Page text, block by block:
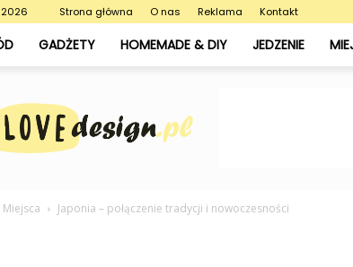
Strona główna O nas Reklama Kontakt
GADŻETY HOMEMADE & DIY JEDZENIE
Miejsca Japonia – połączenie tradycji i nowoczesności